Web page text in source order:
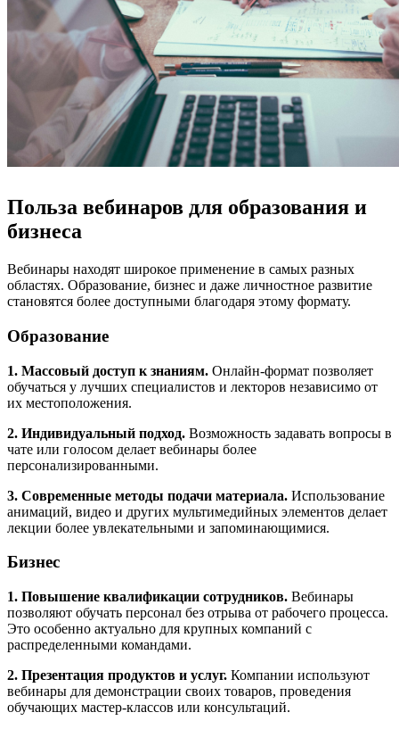
Польза вебинаров для образования и
бизнеса
Вебинары находят широкое применение в самых разных
областях. Образование, бизнес и даже личностное развитие
становятся более доступными благодаря этому формату.
Образование
1. Массовый доступ к знаниям. Онлайн-формат позволяет
обучаться у лучших специалистов и лекторов независимо от
их местоположения.
2. Индивидуальный подход. Возможность задавать вопросы в
чате или голосом делает вебинары более
персонализированными.
3. Современные методы подачи материала. Использование
анимаций, видео и других мультимедийных элементов делает
лекции более увлекательными и запоминающимися.
Бизнес
1. Повышение квалификации сотрудников. Вебинары
позволяют обучать персонал без отрыва от рабочего процесса.
Это особенно актуально для крупных компаний с
распределенными командами.
2. Презентация продуктов и услуг. Компании используют
вебинары для демонстрации своих товаров, проведения
обучающих мастер-классов или консультаций.